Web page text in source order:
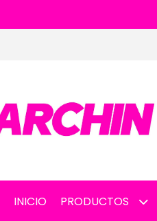
INICIO PRODUCTOS